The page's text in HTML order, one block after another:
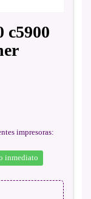
c5900
impresoras:
inmediato